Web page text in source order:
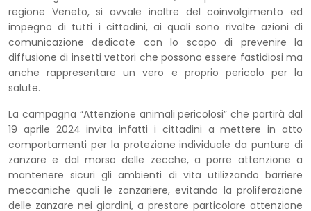
regione Veneto, si avvale inoltre del coinvolgimento ed
impegno di tutti i cittadini, ai quali sono rivolte azioni di
comunicazione dedicate con lo scopo di prevenire la
diffusione di insetti vettori che possono essere fastidiosi ma
anche rappresentare un vero e proprio pericolo per la
salute.
La campagna “Attenzione animali pericolosi” che partirà dal
19 aprile 2024 invita infatti i cittadini a mettere in atto
comportamenti per la protezione individuale da punture di
zanzare e dal morso delle zecche, a porre attenzione a
mantenere sicuri gli ambienti di vita utilizzando barriere
meccaniche quali le zanzariere, evitando la proliferazione
delle zanzare nei giardini, a prestare particolare attenzione